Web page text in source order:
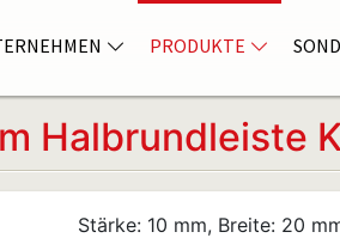
PRODUKTE
Halbrundleiste
Stärke: 10 mm, Breite: 20